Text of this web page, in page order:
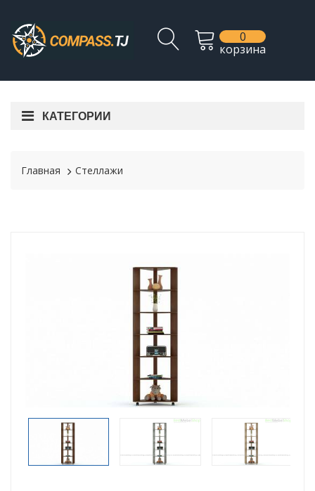
0
корзина
КАТЕГОРИИ
Главная Стеллажи